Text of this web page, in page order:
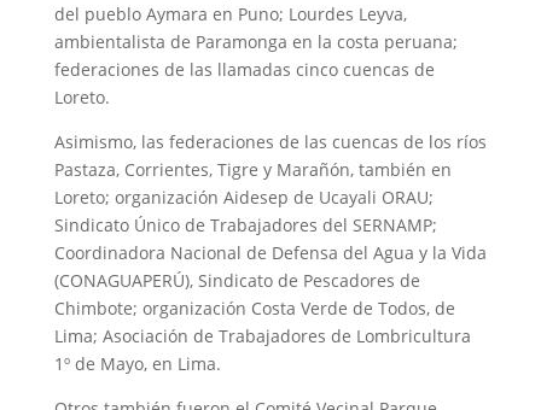
del pueblo Aymara en Puno; Lourdes Leyva,
ambientalista de Paramonga en la costa peruana;
federaciones de las llamadas cinco cuencas de
Loreto.
Asimismo, las federaciones de las cuencas de los ríos
Pastaza, Corrientes, Tigre y Marañón, también en
Loreto; organización Aidesep de Ucayali ORAU;
Sindicato Único de Trabajadores del SERNAMP;
Coordinadora Nacional de Defensa del Agua y la Vida
(CONAGUAPERÚ), Sindicato de Pescadores de
Chimbote; organización Costa Verde de Todos, de
Lima; Asociación de Trabajadores de Lombricultura
1º de Mayo, en Lima.